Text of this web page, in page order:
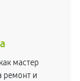
мастер
ремонт и